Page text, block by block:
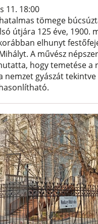
11. 18:00
tömege
útjára 125 éve, 1900.
elhunyt
A művész
hogy temetése a
nemzet gyászát